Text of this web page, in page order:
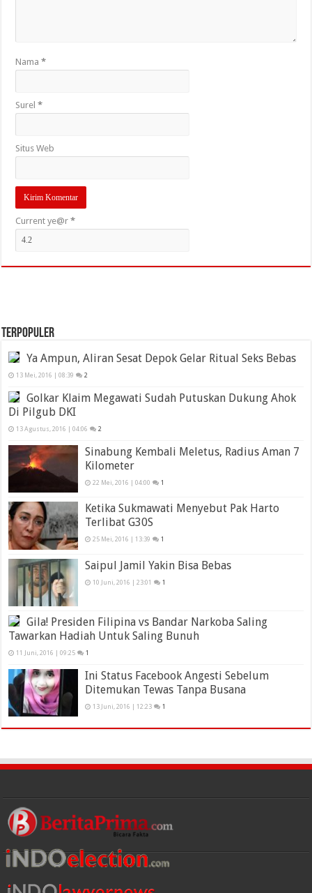
Nama*
Surel*
Situs Web
Current ye@r*
TERPOPULER
Ya Ampun, Aliran Sesat Depok Gelar Ritual Seks Bebas
13 Mei, 2016 | 08:39 2
Golkar Klaim Megawati Sudah Putuskan Dukung Ahok
Di Pilgub DKI
13 Agustus, 2016 | 04:06 2
Sinabung Kembali Meletus, Radius Aman 7
Kilometer
22 Mei, 2016 | 04:00 1
Ketika Sukmawati Menyebut Pak Harto
Terlibat G30S
25 Mei, 2016 | 13:39 1
Saipul Jamil Yakin Bisa Bebas
10 Juni, 2016 | 23:01 1
Gila! Presiden Filipina vs Bandar Narkoba Saling
Tawarkan Hadiah Untuk Saling Bunuh
11 Juni, 2016 | 09:25 1
Ini Status Facebook Angesti Sebelum
Ditemukan Tewas Tanpa Busana
13 Juni, 2016 | 12:23 1